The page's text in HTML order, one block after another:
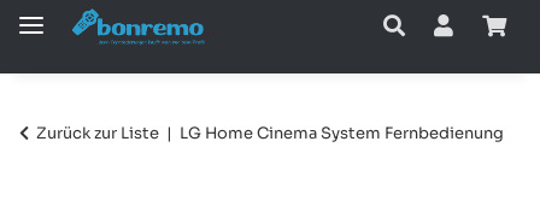
Zurück zur Liste LG Home Cinema System Fernbedienung